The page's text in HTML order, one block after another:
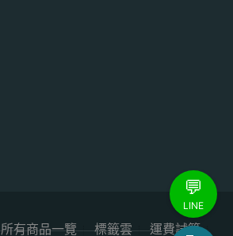
所有商品一覽 標籤雲 運費試算
💬
LINE